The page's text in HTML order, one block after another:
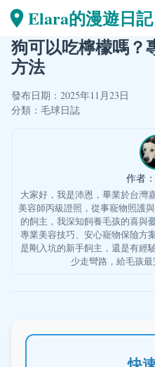
Elara的漫遊日記
狗可以吃檸檬嗎？
方法
發布日期：2025年11月23日
分類： 毛球日誌
作者：
大家好，我是沛恩，畢業於台灣
美容師丙級證照，從事寵物照護
的飼主，我深知飼養毛孩的喜與
專業美容技巧、安心寵物保險方
是剛入坑的新手飼主，還是有經
少走彎路，給毛孩最